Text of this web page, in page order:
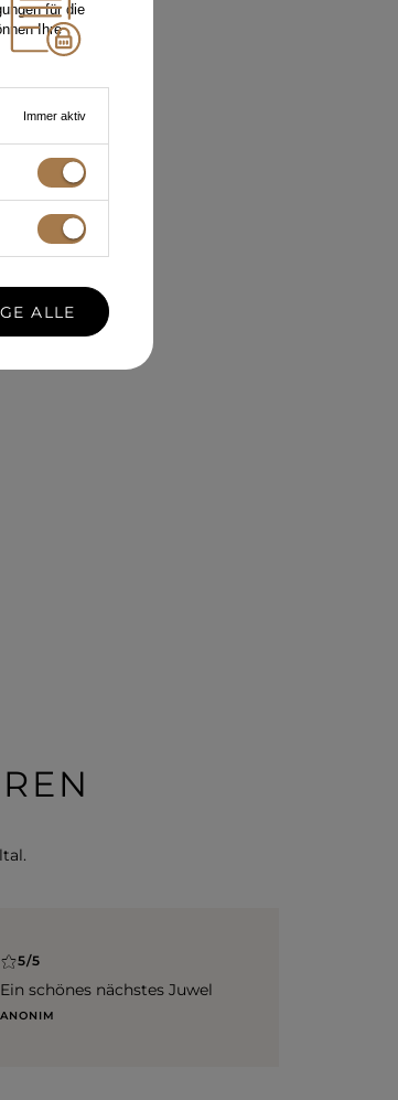
5/5
Ein schönes nächstes Juwel
ANONIM
für die
Ihre
Immer aktiv
ALLE